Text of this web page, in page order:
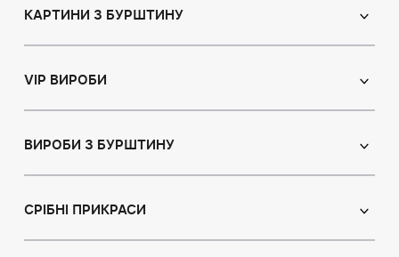
КАРТИНИ З БУРШТИНУ
Іменні ікони
Натюрморт
Мисливська тема
VIP ВИРОБИ
Ікони з пластин
ВИРОБИ З БУРШТИНУ
Браслети
СРІБНІ ПРИКРАСИ